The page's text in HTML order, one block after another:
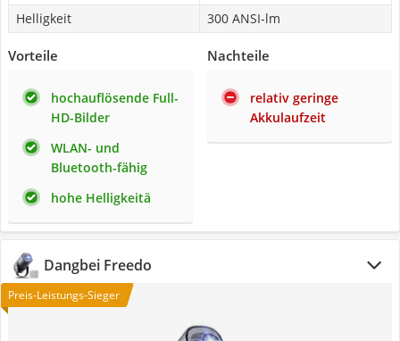
Helligkeit
300 ANSI-lm
Vorteile
hochauflösende Full-
HD-Bilder
WLAN- und
Bluetooth-fähig
hohe Helligkeitä
Nachteile
relativ geringe
Akkulaufzeit
Dangbei Freedo
Preis-Leistungs-Sieger